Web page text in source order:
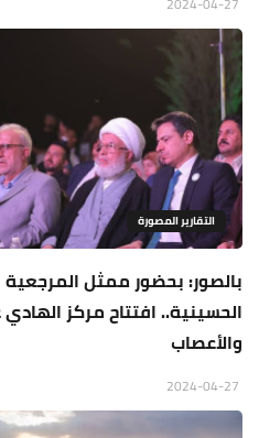
التقارير المصورة
بالصور: بحضور ممثل المرجعية
الحسينية.. افتتاح مركز الهادي
والأعصاب